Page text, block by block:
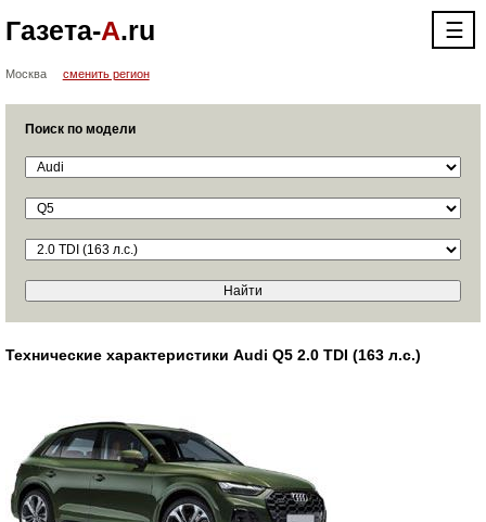
Газета-А.ru ☰
Москва сменить регион
Поиск по модели
Технические характеристики Audi Q5 2.0 TDI (163 л.с.)